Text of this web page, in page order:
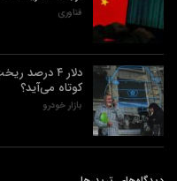
فناوری
کوتاه می‌آید؟
بازار خودرو